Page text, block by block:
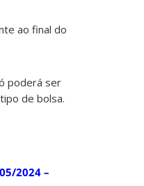
ao final do
poderá ser
de bolsa.
2024 –